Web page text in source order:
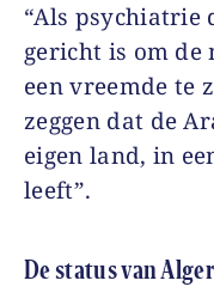
“Als psychiatrie
gericht is om de
een vreemde te
zeggen dat de
eigen land, in
leeft”.
De status van